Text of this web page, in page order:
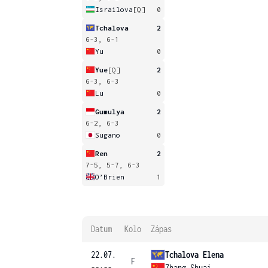
Israilova [Q] 0
Tchalova
2
6-3, 6-1
Yu
0
Yue[Q]
2
6-3, 6-3
Lu
0
Gumulya
2
6-2, 6-3
Sugano
0
Ren
2
7-5, 5-7, 6-3
O’Brien
1
Datum Kolo Zápas
22.07.
F
Tchalova Elena